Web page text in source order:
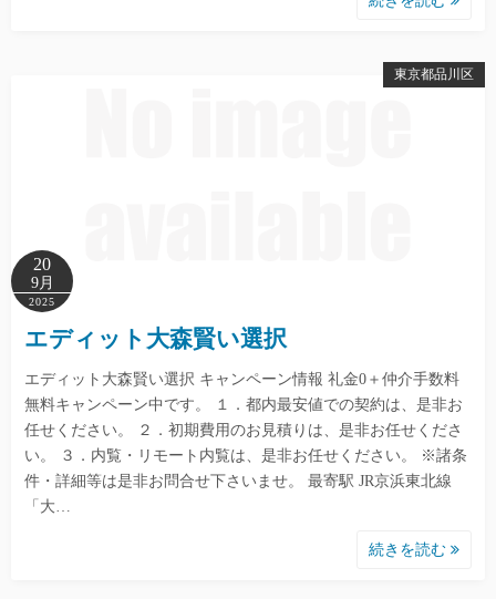
東京都品川区
20
9月
2025
エディット大森賢い選択
エディット大森賢い選択 キャンペーン情報 礼金0＋仲介手数料
無料キャンペーン中です。 １．都内最安値での契約は、是非お
任せください。 ２．初期費用のお見積りは、是非お任せくださ
い。 ３．内覧・リモート内覧は、是非お任せください。 ※諸条
件・詳細等は是非お問合せ下さいませ。 最寄駅 JR京浜東北線
「大…
続きを読む